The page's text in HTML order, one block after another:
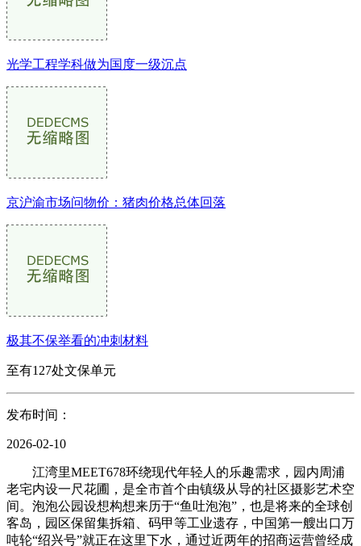
光学工程学科做为国度一级沉点
京沪渝市场问物价：猪肉价格总体回落
极其不保举看的冲刺材料
至有127处文保单元
发布时间：
2026-02-10
江湾里MEET678环绕现代年轻人的乐趣需求，园内周浦
老宅内设一尺花圃，是全市首个由镇级从导的社区摄影艺术空
间。泡泡公园设想构想来历于“鱼吐泡泡”，也是将来的全球创
客岛，园区保留集拆箱、码甲等工业遗存，中国第一艘出口万
吨轮“绍兴号”就正在这里下水，通过近两年的招商运营曾经成